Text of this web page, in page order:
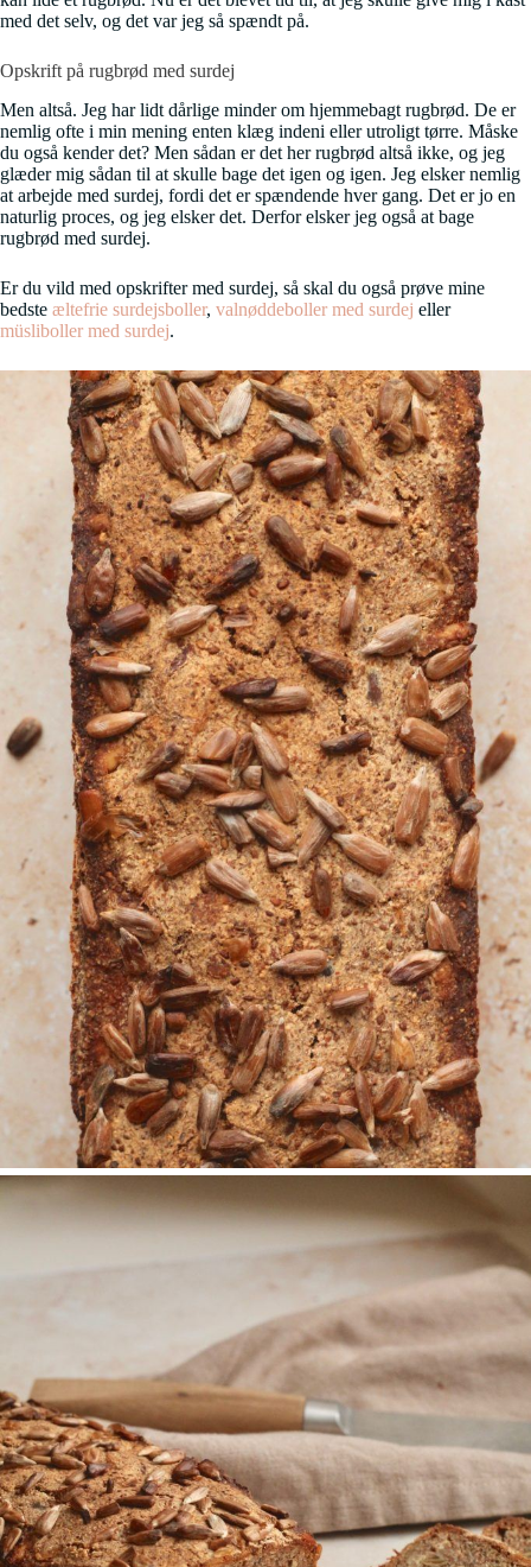
med det selv, og det var jeg så spændt på.
Opskrift på rugbrød med surdej
Men altså. Jeg har lidt dårlige minder om hjemmebagt rugbrød. De er
nemlig ofte i min mening enten klæg indeni eller utroligt tørre. Måske
du også kender det? Men sådan er det her rugbrød altså ikke, og jeg
glæder mig sådan til at skulle bage det igen og igen. Jeg elsker nemlig
at arbejde med surdej, fordi det er spændende hver gang. Det er jo en
naturlig proces, og jeg elsker det. Derfor elsker jeg også at bage
rugbrød med surdej.
Er du vild med opskrifter med surdej, så skal du også prøve mine
bedste æltefrie surdejsboller, valnøddeboller med surdej eller
müsliboller med surdej.